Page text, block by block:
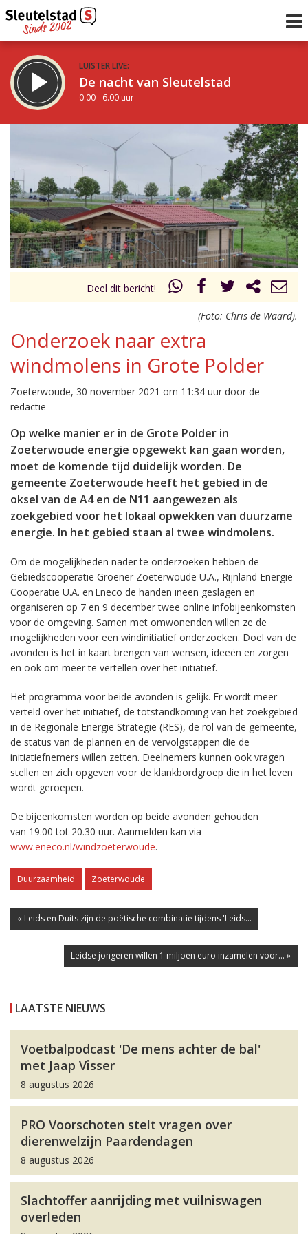
LUISTER LIVE:
De nacht van Sleutelstad
0.00 - 6.00 uur
De ochtend van Sleutelstad
Vorig uur
uur 1 van 0 Volgend uur
Inklappen
Deel dit bericht!
(Foto: Chris de Waard).
Onderzoek naar extra
windmolens in Grote Polder
Zoeterwoude, 30 november 2021 om 11:34 uur door de
redactie
Op welke manier er in de Grote Polder in
Zoeterwoude energie opgewekt kan gaan worden,
moet de komende tijd duidelijk worden. De
gemeente Zoeterwoude heeft het gebied in de
oksel van de A4 en de N11 aangewezen als
zoekgebied voor het lokaal opwekken van duurzame
energie. In het gebied staan al twee windmolens.
Om de mogelijkheden nader te onderzoeken hebben de
Gebiedscoöperatie Groener Zoeterwoude U.A., Rijnland Energie
Coöperatie U.A. en Eneco de handen ineen geslagen en
organiseren op 7 en 9 december twee online infobijeenkomsten
voor de omgeving. Samen met omwonenden willen ze de
mogelijkheden voor een windinitiatief onderzoeken. Doel van de
avonden is het in kaart brengen van wensen, ideeën en zorgen
en ook om meer te vertellen over het initiatief.
Het programma voor beide avonden is gelijk. Er wordt meer
verteld over het initiatief, de totstandkoming van het zoekgebied
in de Regionale Energie Strategie (RES), de rol van de gemeente,
de status van de plannen en de vervolgstappen die de
initiatiefnemers willen zetten. Deelnemers kunnen ook vragen
stellen en zich opgeven voor de klankbordgroep die in het leven
wordt geroepen.
De bijeenkomsten worden op beide avonden gehouden
van 19.00 tot 20.30 uur. Aanmelden kan via
www.eneco.nl/windzoeterwoude.
Duurzaamheid Zoeterwoude
« Leids en Duits zijn de poëtische combinatie tijdens 'Leids...
Leidse jongeren willen 1 miljoen euro inzamelen voor... »
LAATSTE NIEUWS
Voetbalpodcast 'De mens achter de bal'
met Jaap Visser
8 augustus 2026
PRO Voorschoten stelt vragen over
dierenwelzijn Paardendagen
8 augustus 2026
Slachtoffer aanrijding met vuilniswagen
overleden